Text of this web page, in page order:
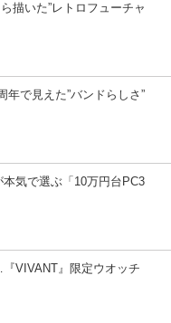
描いた”レトロフューチャ
年で見えた”バンドらしさ”
気で選ぶ「10万円台PC3
VIVANT』限定ウオッチ